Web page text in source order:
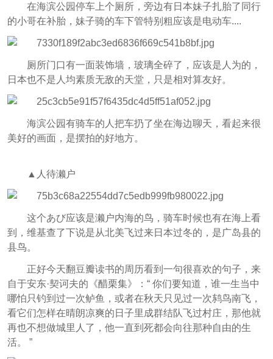
在海滨公园停车上个厕所，旁边有日本妹子扎胎了同行
的小哥在补胎，妹子骑的车下管特别粗应该是电动车....
厕所门口有一面装饰墙，玻璃全碎了，应该是人为的，
日本也不是人均素质无敌的天堂，只是相对算友好。
海滨公园有骑车的人把车扔了坐在海边聊天，看起来很
美好的画面，是摆拍的好地方。
▲人待濑户
这个あび应该是濑户内海的鸟，骑车时候也有在海上看
到，维基查了下说是从北美飞过来日本过冬的，是广岛县的
县鸟。
正好今天翻豆瓣读书的周历看到一句很喜欢的句子，来
自于安东·契诃夫的《醋栗集》：“ 你们要知道，谁一生当中
哪怕只钓到过一次鲈鱼，或者在秋天只见过一次鸫鸟南飞，
看它们怎样在晴朗凉爽的日子里成群结队飞过村庄，那他就
再也不想做城里人了，他一直到死都会向往那种自由的生
活。 ”